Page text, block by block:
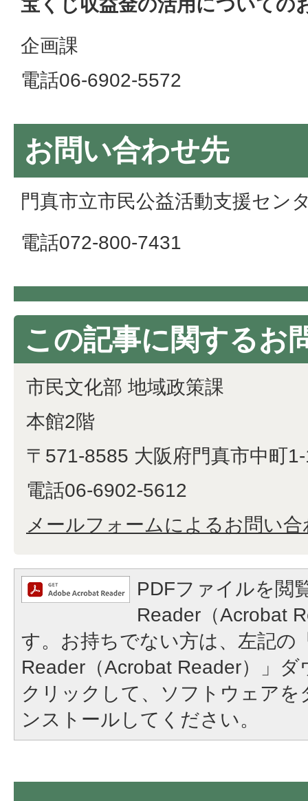
宝くじ収益金の活用についての
企画課
電話06-6902-5572
お問い合わせ先
門真市立市民公益活動支援セン
電話072-800-7431
この記事に関するお
市民文化部 地域政策課
本館2階
〒571-8585 大阪府門真市中町
電話06-6902-5612
メールフォームによるお問い合
PDFファイルを閲
Reader（Acrobat
す。お持ちでない方は、左記の
Reader（Acrobat Reader）」
クリックして、ソフトウェア
ンストールしてください。